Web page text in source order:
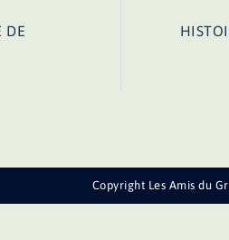
DE
Copyright Les Amis du